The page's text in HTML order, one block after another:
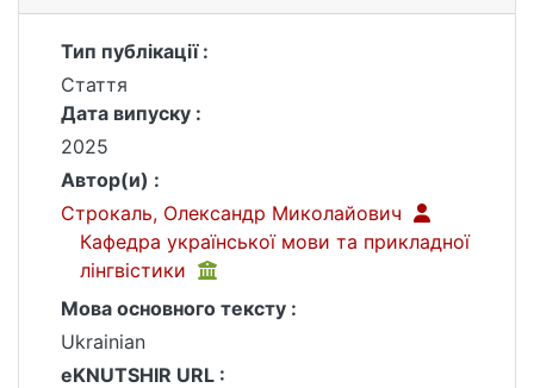
Тип публікації :
Стаття
Дата випуску :
2025
Автор(и) :
Строкаль, Олександр Миколайович
Кафедра української мови та прикладної
лінгвістики
Мова основного тексту :
Ukrainian
eKNUTSHIR URL :